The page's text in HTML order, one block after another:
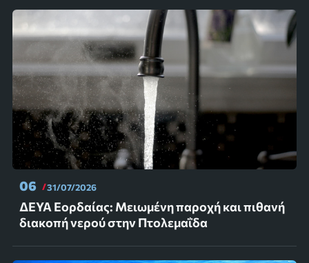
06 31/07/2026
ΔΕΥΑ Εορδαίας: Μειωμένη παροχή και πιθανή
διακοπή νερού στην Πτολεμαΐδα